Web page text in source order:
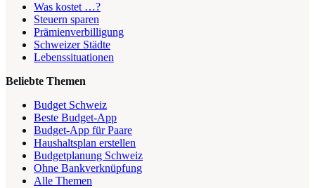
Was kostet …?
Steuern sparen
Prämienverbilligung
Schweizer Städte
Lebenssituationen
Beliebte Themen
Budget Schweiz
Beste Budget-App
Budget-App für Paare
Haushaltsplan erstellen
Budgetplanung Schweiz
Ohne Bankverknüpfung
Alle Themen